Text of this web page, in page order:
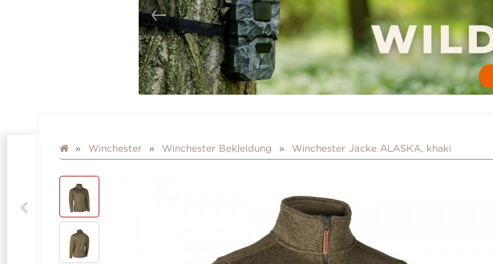
Winchester Winchester Bekleidung Winchester Jacke ALASKA, khaki